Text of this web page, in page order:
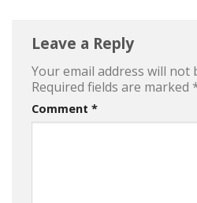
Leave a Reply
Your email address will not
Required fields are marked
Comment *